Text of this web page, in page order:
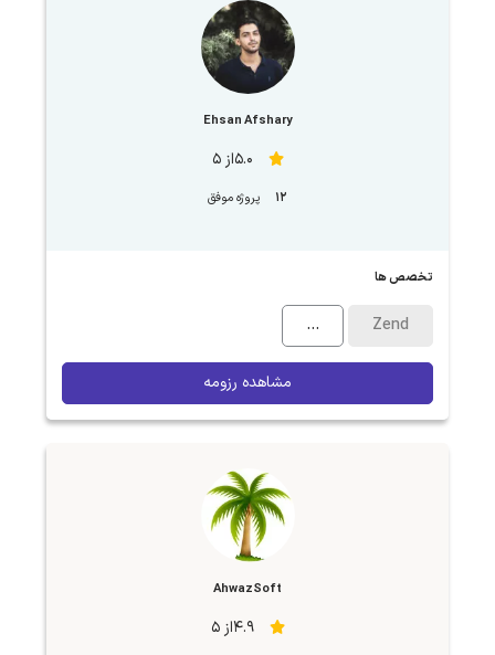
Ehsan Afshary
5.0از 5
12 پروژه موفق
تخصص ها
Zend
...
مشاهده رزومه
AhwazSoft
4.9از 5